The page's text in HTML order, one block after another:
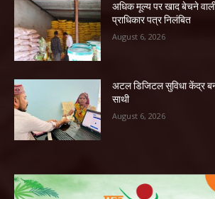
अधिक मूल्य पर खाद बेचने
प्राधिकार पत्र निलंबित
August 6, 2026
अटल डिजिटल सुविधा केंद्र
साथी
August 6, 2026